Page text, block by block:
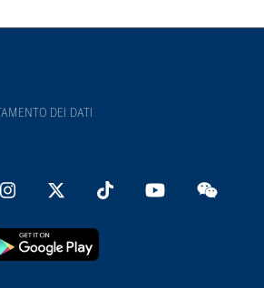
DEI DATI